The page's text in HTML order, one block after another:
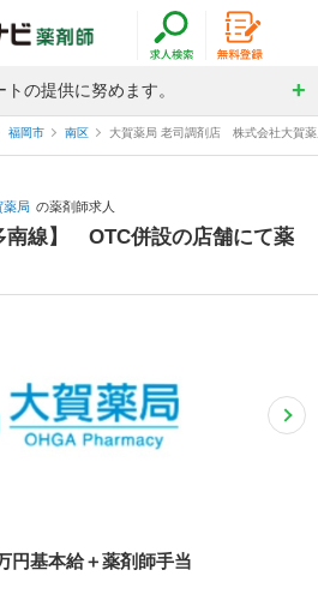
の提供に努めます。
福岡市 南区 大賀薬局 老司調剤店 株式会社大賀
薬局 の薬剤師求人
南線】 OTC併設の店舗にて薬
円基本給＋薬剤師手当